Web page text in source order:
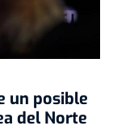
un posible
del Norte